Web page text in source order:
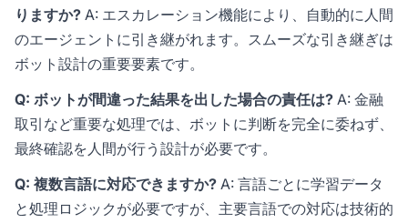
りますか? A: エスカレーション機能により、自動的に人間
のエージェントに引き継がれます。スムーズな引き継ぎは
ボット設計の重要要素です。
Q: ボットが間違った結果を出した場合の責任は? A: 金融
取引など重要な処理では、ボットに判断を完全に委ねず、
最終確認を人間が行う設計が必要です。
Q: 複数言語に対応できますか? A: 言語ごとに学習データ
と処理ロジックが必要ですが、主要言語での対応は技術的